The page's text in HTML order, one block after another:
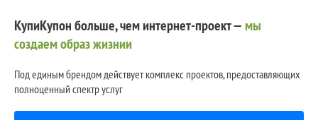
КупиКупон больше, чем интернет-проект —мы
создаем образ жизнии
Под единым брендом действует комплекс проектов, предоставляющих
полноценный спектр услуг